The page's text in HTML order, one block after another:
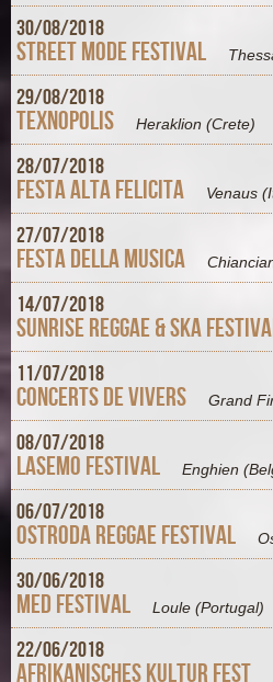
30/08/2018
Street Mode Festival
29/08/2018
Texnopolis Heraklion (Crete)
28/07/2018
Festa Alta Felicita Venaus
27/07/2018
Festa della Musica
14/07/2018
Sunrise Reggae & Ska
11/07/2018
Concerts de Vivers Grand
08/07/2018
Lasemo Festival Enghien
06/07/2018
Ostroda Reggae Festival
30/06/2018
MED Festival Loule (Portugal)
22/06/2018
Afrikanisches Kultur Fest